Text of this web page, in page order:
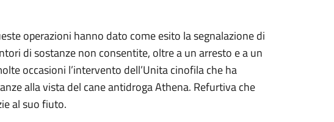
operazioni hanno dato come esito la segnalazione di
di sostanze non consentite, oltre a un arresto e a un
occasioni l’intervento dell’Unita cinofila che ha
alla vista del cane antidroga Athena. Refurtiva che
al suo fiuto.